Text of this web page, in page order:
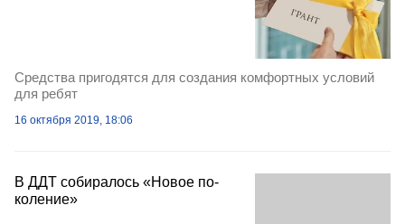
Средства пригодятся для создания комфортных условий
для ребят
16 октября 2019, 18:06
В ДДТ собиралось «Новое по­
коление»